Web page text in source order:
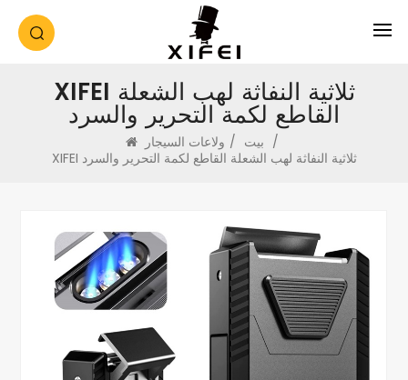
XIFEI ثلاثية النفاثة لهب الشعلة
القاطع لكمة التحرير والسرد
بيت / ولاعات السيجار
/
XIFEI ثلاثية النفاثة لهب الشعلة القاطع لكمة التحرير والسرد